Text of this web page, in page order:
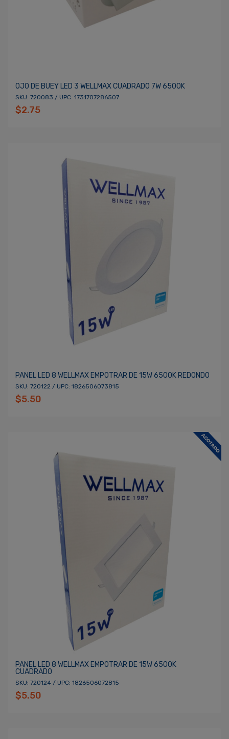
OJO DE BUEY LED 3 WELLMAX CUADRADO 7W 6500K
SKU: 720083 / UPC: 1731707286507
$2.75
PANEL LED 8 WELLMAX EMPOTRAR DE 15W 6500K REDONDO
SKU: 720122 / UPC: 1826506073815
$5.50
PANEL LED 8 WELLMAX EMPOTRAR DE 15W 6500K
CUADRADO
SKU: 720124 / UPC: 1826506072815
$5.50